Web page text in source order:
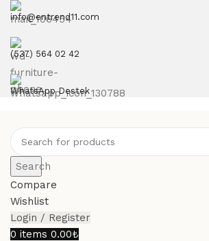
info@entrend11.com
(537) 564 02 42
WhatsApp Destek
Search
Compare
Wishlist
Login / Register
0 items 0.00₺